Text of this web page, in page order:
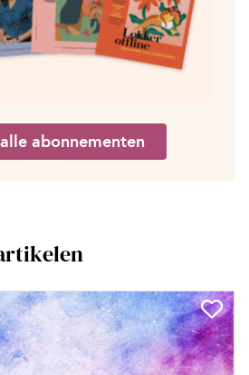
abonnementen